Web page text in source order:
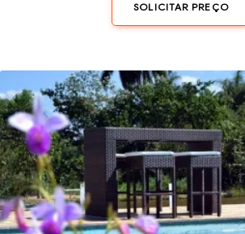
SOLICITAR PREÇO